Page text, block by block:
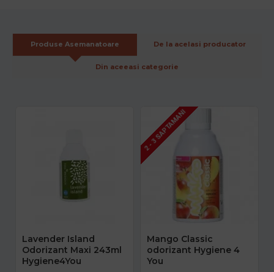
Produse Asemanatoare De la acelasi producator
Din aceeasi categorie
Lavender Island
Odorizant Maxi 243ml
Hygiene4You
2 - 3 SAPTAMANI
Mango Classic
odorizant Hygiene 4
You